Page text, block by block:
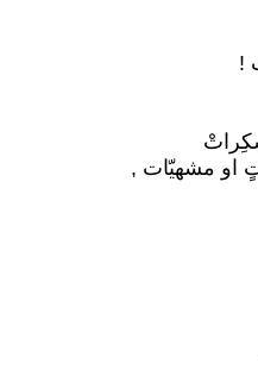
!
او مشهيّات ,